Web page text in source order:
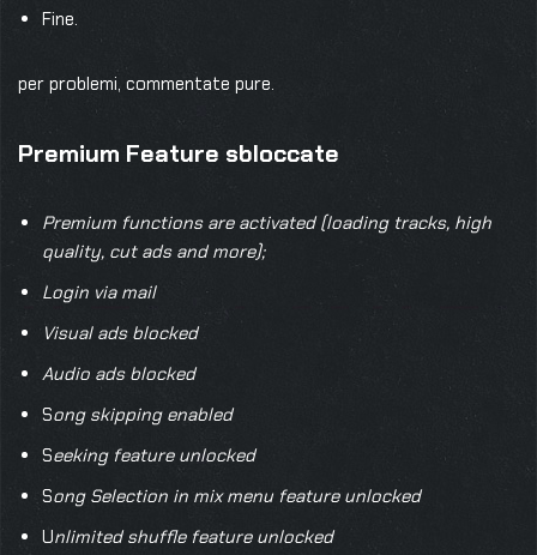
Fine.
per problemi, commentate pure.
Premium Feature sbloccate
Premium functions are activated (loading tracks, high
quality, cut ads and more);
Login via mail
Visual ads blocked
Audio ads blocked
Song skipping enabled
Seeking feature unlocked
Song Selection in mix menu feature unlocked
Unlimited shuffle feature unlocked